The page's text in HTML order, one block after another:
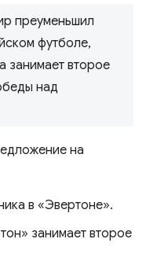
преуменьшил
футболе,
занимает второе
над
на
в «Эвертоне».
занимает второе